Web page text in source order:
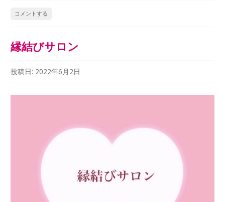
コメントする
縁結びサロン
投稿日: 2022年6月2日